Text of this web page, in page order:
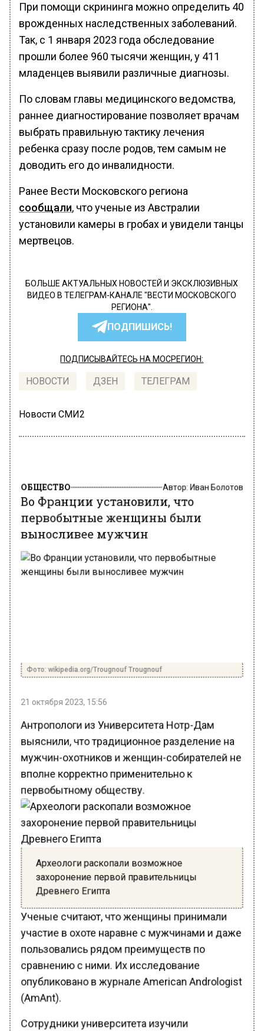
При помощи скрининга можно определить 40
врожденных наследственных заболеваний.
Так, с 1 января 2023 года обследование
прошли более 960 тысячи женщин, у 411
младенцев выявили различные диагнозы.
По словам главы медицинского ведомства,
раннее диагностирование позволяет врачам
выбрать правильную тактику лечения
ребенка сразу после родов, тем самым не
доводить его до инвалидности.
Ранее Вести Московского региона
сообщали, что ученые из Австралии
установили камеры в гробах и увидели танцы
мертвецов.
БОЛЬШЕ АКТУАЛЬНЫХ НОВОСТЕЙ И ЭКСКЛЮЗИВНЫХ
ВИДЕО В ТЕЛЕГРАМ-КАНАЛЕ "ВЕСТИ МОСКОВСКОГО
РЕГИОНА".
ПОДПИШИСЬ!
ПОДПИСЫВАЙТЕСЬ НА МОСРЕГИОН:
НОВОСТИ ДЗЕН ТЕЛЕГРАМ
Новости СМИ2
Во Франции установили, что
первобытные женщины были
выносливее мужчин
выяснили, что традиционное разделение на
мужчин-охотников и женщин-собирателей не
вполне корректно применительно к
первобытному обществу.
Археологи раскопали возможное
захоронение первой правительницы
Древнего Египта
Ученые считают, что женщины принимали
участие в охоте наравне с мужчинами и даже
пользовались рядом преимуществ по
сравнению с ними. Их исследование
опубликовано в журнале American Andrologist
(AmAnt).
Сотрудники университета изучили